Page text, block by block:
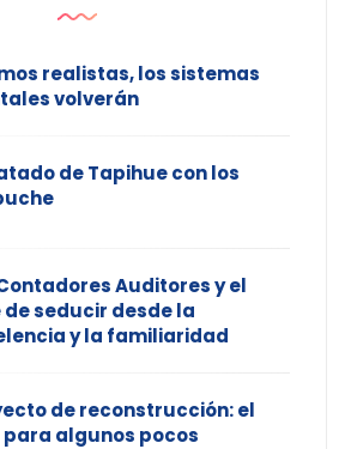
realistas, los sistemas
volverán
de Tapihue con los
Auditores y el
seducir desde la
y la familiaridad
de reconstrucción: el
algunos pocos